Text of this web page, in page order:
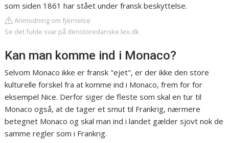
som siden 1861 har stået under fransk beskyttelse.
Anmodning om fjernelse
Se det fulde svar på denstoredanske.lex.dk
Kan man komme ind i Monaco?
Selvom Monaco ikke er fransk "ejet", er der ikke den store
kulturelle forskel fra at komme ind i Monaco, frem for for
eksempel Nice. Derfor siger de fleste som skal en tur til
Monaco også, at de tager et smut til Frankrig, nærmere
betegnet Monaco og skal man ind i landet gælder sjovt nok de
samme regler som i Frankrig.